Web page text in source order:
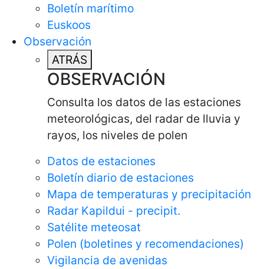
Boletín marítimo
Euskoos
Observación
ATRÁS
OBSERVACIÓN
Consulta los datos de las estaciones
meteorológicas, del radar de lluvia y
rayos, los niveles de polen
Datos de estaciones
Boletín diario de estaciones
Mapa de temperaturas y precipitación
Radar Kapildui - precipit.
Satélite meteosat
Polen (boletines y recomendaciones)
Vigilancia de avenidas